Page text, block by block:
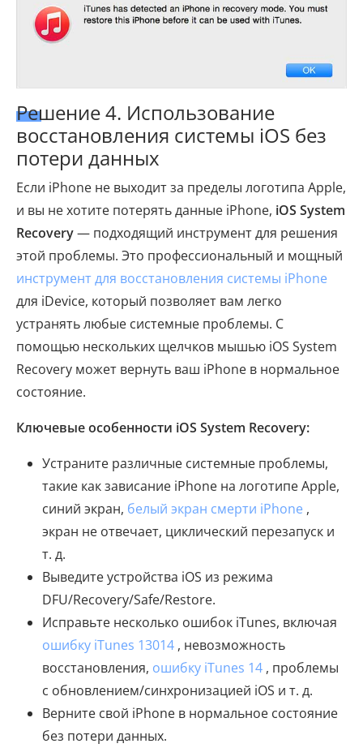
Решение 4. Использование
восстановления системы iOS без
потери данных
Если iPhone не выходит за пределы логотипа Apple,
и вы не хотите потерять данные iPhone, iOS System
Recovery— подходящий инструмент для решения
этой проблемы. Это профессиональный и мощный
инструмент для восстановления системы iPhone
для iDevice, который позволяет вам легко
устранять любые системные проблемы. С
помощью нескольких щелчков мышью iOS System
Recovery может вернуть ваш iPhone в нормальное
состояние.
Ключевые особенности iOS System Recovery:
Устраните различные системные проблемы,
такие как зависание iPhone на логотипе Apple,
синий экран, белый экран смерти iPhone ,
экран не отвечает, циклический перезапуск и
т. д.
Выведите устройства iOS из режима
DFU/Recovery/Safe/Restore.
Исправьте несколько ошибок iTunes, включая
ошибку iTunes 13014 , невозможность
восстановления, ошибку iTunes 14 , проблемы
с обновлением/синхронизацией iOS и т. д.
Верните свой iPhone в нормальное состояние
без потери данных.